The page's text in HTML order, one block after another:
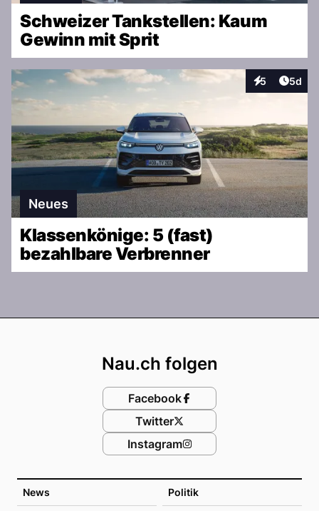
Schweizer Tankstellen: Kaum
Gewinn mit Sprit
5
Interaktionen
5d
Neues
Klassenkönige: 5 (fast)
bezahlbare Verbrenner
News Politik
Nau.ch folgen
Facebook
Twitter
Instagram